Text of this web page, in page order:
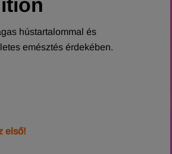
hústartalommal és
emésztés érdekében.
első!